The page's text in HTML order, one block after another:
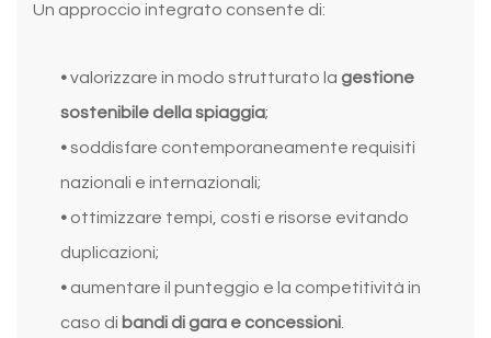
Un approccio integrato consente di:
•valorizzare in modo strutturato la gestione
sostenibile della spiaggia;
•soddisfare contemporaneamente requisiti
nazionali e internazionali;
• ottimizzare tempi, costi e risorse evitando
duplicazioni;
• aumentare il punteggio e la competitività in
caso di bandi di gara e concessioni.